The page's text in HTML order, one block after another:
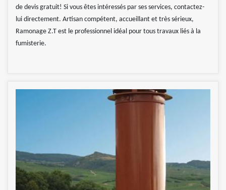
de devis gratuit! Si vous êtes intéressés par ses services, contactez-
lui directement. Artisan compétent, accueillant et très sérieux,
Ramonage Z.T est le professionnel idéal pour tous travaux liés à la
fumisterie.